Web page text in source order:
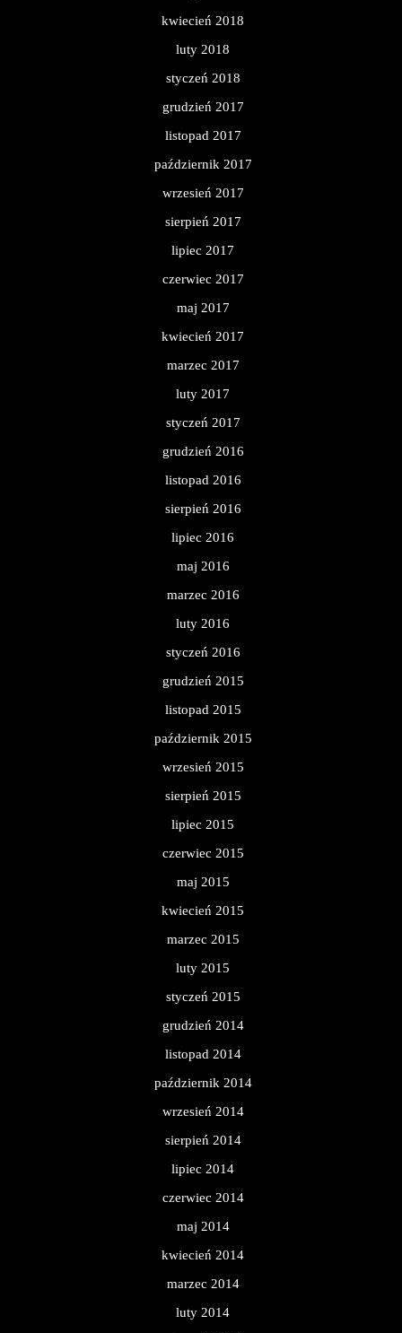
kwiecień 2018
luty 2018
styczeń 2018
grudzień 2017
listopad 2017
październik 2017
wrzesień 2017
sierpień 2017
lipiec 2017
czerwiec 2017
maj 2017
kwiecień 2017
marzec 2017
luty 2017
styczeń 2017
grudzień 2016
listopad 2016
sierpień 2016
lipiec 2016
maj 2016
marzec 2016
luty 2016
styczeń 2016
grudzień 2015
listopad 2015
październik 2015
wrzesień 2015
sierpień 2015
lipiec 2015
czerwiec 2015
maj 2015
kwiecień 2015
marzec 2015
luty 2015
styczeń 2015
grudzień 2014
listopad 2014
październik 2014
wrzesień 2014
sierpień 2014
lipiec 2014
czerwiec 2014
maj 2014
kwiecień 2014
marzec 2014
luty 2014